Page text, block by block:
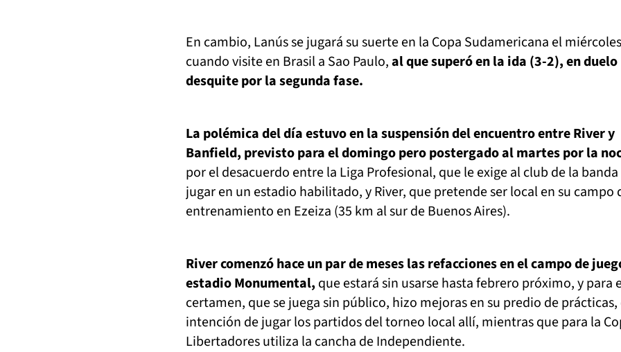
En cambio, Lanús se jugará su suerte en la Copa Sudamericana el
cuando visite en Brasil a Sao Paulo,al que superó en la ida (3-2), en duelo
desquite por la segunda fase.
La polémica del día estuvo en la suspensión del encuentro entre River y
Banfield, previsto para el domingo pero postergado al martes por la
por el desacuerdo entre la Liga Profesional, que le exige al club de la
jugar en un estadio habilitado, y River, que pretende ser local en su campo
entrenamiento en Ezeiza (35 km al sur de Buenos Aires).
River comenzó hace un par de meses las refacciones en el campo de
estadio Monumental, que estará sin usarse hasta febrero próximo, y para
certamen, que se juega sin público, hizo mejoras en su predio de prácticas,
intención de jugar los partidos del torneo local allí, mientras que para la
Libertadores utiliza la cancha de Independiente.